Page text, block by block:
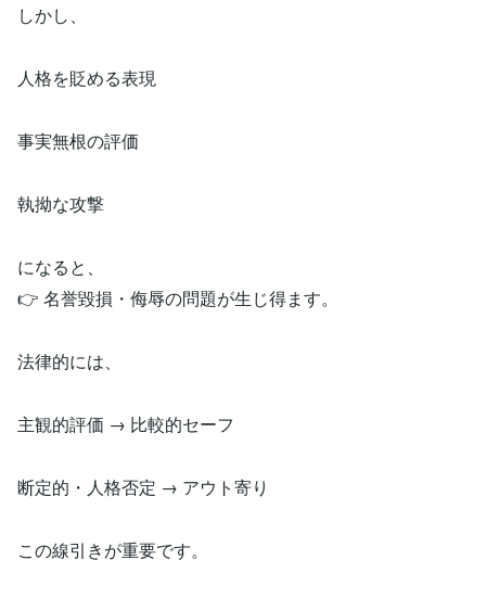
しかし、
人格を貶める表現
事実無根の評価
執拗な攻撃
になると、
👉 名誉毀損・侮辱の問題が生じ得ます。
法律的には、
主観的評価 → 比較的セーフ
断定的・人格否定 → アウト寄り
この線引きが重要です。